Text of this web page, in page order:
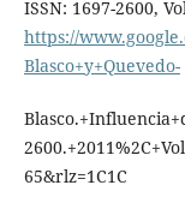
ISSN: 1697-2600,
https://
Blasco+y+Quevedo-
65&rlz=1C1C